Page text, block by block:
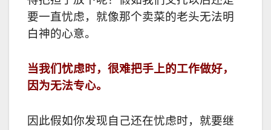
要一直忧虑，就像那个卖菜的老头无法明
白神的心意。
当我们忧虑时，很难把手上的工作做好，
因为无法专心。
因此假如你发现自己还在忧虑时，就要继